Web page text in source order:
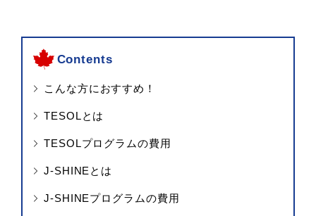
Contents
こんな方におすすめ！
TESOLとは
TESOLプログラムの費用
J-SHINEとは
J-SHINEプログラムの費用